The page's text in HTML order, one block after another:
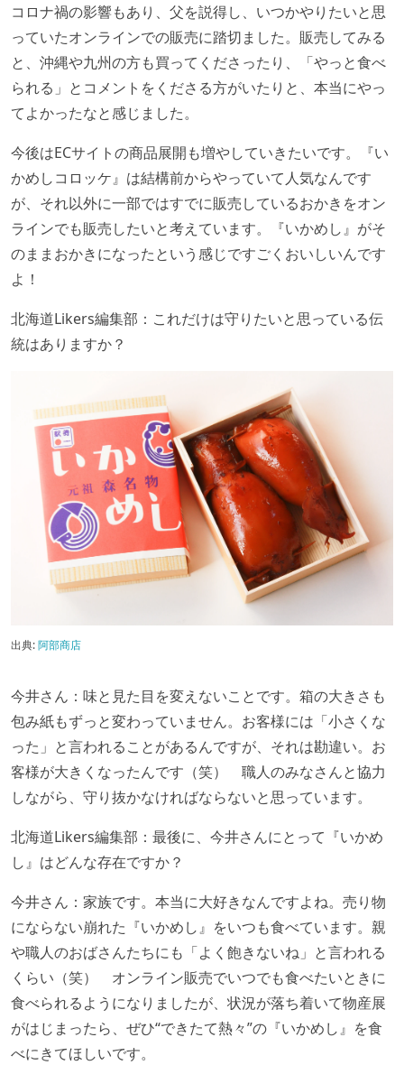
コロナ禍の影響もあり、父を説得し、いつかやりたいと思
っていたオンラインでの販売に踏切ました。販売してみる
と、沖縄や九州の方も買ってくださったり、「やっと食べ
られる」とコメントをくださる方がいたりと、本当にやっ
てよかったなと感じました。
今後はECサイトの商品展開も増やしていきたいです。『い
かめしコロッケ』は結構前からやっていて人気なんです
が、それ以外に一部ではすでに販売しているおかきをオン
ラインでも販売したいと考えています。『いかめし』がそ
のままおかきになったという感じですごくおいしいんです
よ！
北海道Likers編集部：これだけは守りたいと思っている伝
統はありますか？
出典:阿部商店
今井さん：味と見た目を変えないことです。箱の大きさも
包み紙もずっと変わっていません。お客様には「小さくな
った」と言われることがあるんですが、それは勘違い。お
客様が大きくなったんです（笑） 職人のみなさんと協力
しながら、守り抜かなければならないと思っています。
北海道Likers編集部：最後に、今井さんにとって『いかめ
し』はどんな存在ですか？
今井さん：家族です。本当に大好きなんですよね。売り物
にならない崩れた『いかめし』をいつも食べています。親
や職人のおばさんたちにも「よく飽きないね」と言われる
くらい（笑） オンライン販売でいつでも食べたいときに
食べられるようになりましたが、状況が落ち着いて物産展
がはじまったら、ぜひ“できたて熱々”の『いかめし』を食
べにきてほしいです。